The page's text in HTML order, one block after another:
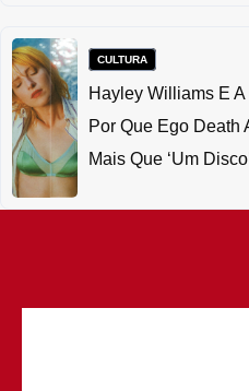
CULTURA
Hayley Williams E
Por Que Ego Death
Mais Que ‘um